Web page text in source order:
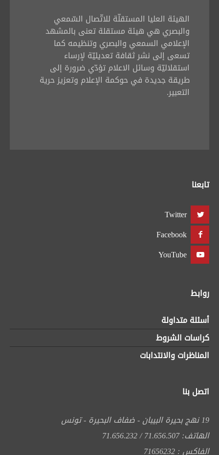
الهيئة العليا المستقلّة للاتّصال السّمعي
والبصري هي هيئة مستقلة تعنى بالمشهد
الإعلامي السمعي والبصري وتنظيمه كما
تسعى إلى نشر ثقافة تعديليّة لإرساء
استقلاليّة وسائل الاعلام تؤدّي ضرورة إلى
طريقة جديدة في حوكمة الإعلام وتعزيز حرية
التعبير.
تابعنا
Twitter
Facebook
YouTube
روابط
أسئلة متداولة
كراسات الشروط
المناظرات والانتدابات
اتصل بنا
19 نهج بحيرة البيبان - ضفاف البحيرة - تونس
الهاتف: 71.656.507 / 71.656.232
الفاكس : 71656232